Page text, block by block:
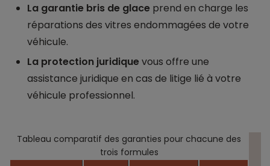
La garantie bris de glace prend en charge les
réparations des vitres endommagées de votre
véhicule.
La protection juridiquevous offre une
assistance juridique en cas de litige lié à votre
véhicule professionnel.
Tableau comparatif des garanties pour chacune des
trois formules